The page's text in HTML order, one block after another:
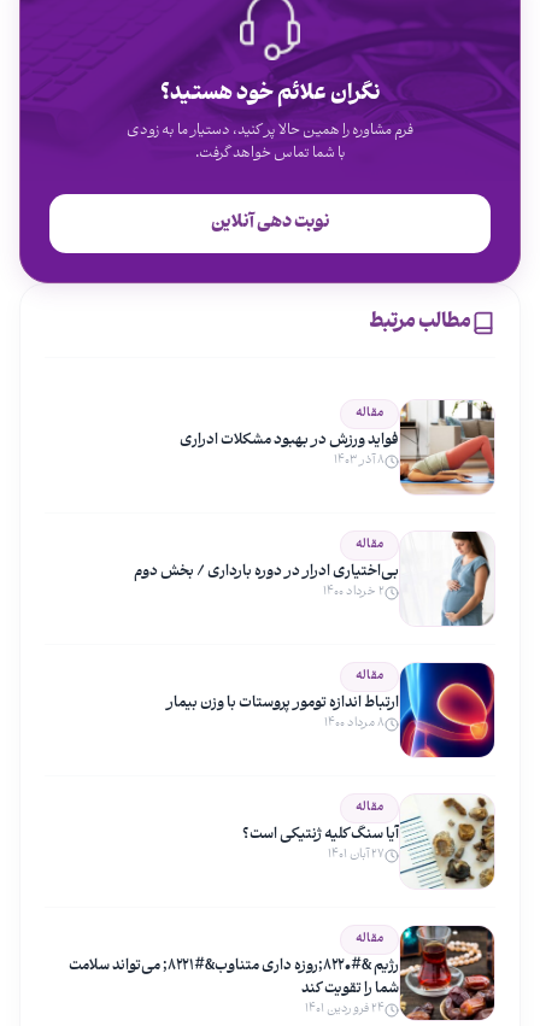
نگران علائم خود هستید؟
فرم مشاوره را همین حالا پر کنید، دستیار ما به زودی
با شما تماس خواهد گرفت.
نوبت دهی آنلاین
مطالب مرتبط
مقاله
فواید ورزش در بهبود مشکلات ادراری
۸ آذر ۱۴۰۳
مقاله
بی‌اختیاری ادرار در دوره بارداری / بخش دوم
۲ خرداد ۱۴۰۰
مقاله
ارتباط اندازه تومور پروستات با وزن بیمار
۸ مرداد ۱۴۰۰
مقاله
آیا سنگ کلیه ژنتیکی است؟
۲۷ آبان ۱۴۰۱
مقاله
رژیم &#۸۲۲۰;روزه داری متناوب&#۸۲۲۱; می‌تواند سلامت
شما را تقویت کند
۲۴ فروردین ۱۴۰۱